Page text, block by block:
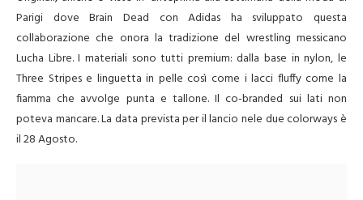
Parigi dove Brain Dead con Adidas ha sviluppato questa
collaborazione che onora la tradizione del wrestling messicano
Lucha Libre. I materiali sono tutti premium: dalla base in nylon, le
Three Stripes e linguetta in pelle così come i lacci fluffy come la
fiamma che avvolge punta e tallone. Il co-branded sui lati non
poteva mancare. La data prevista per il lancio nele due colorways è
il 28 Agosto.